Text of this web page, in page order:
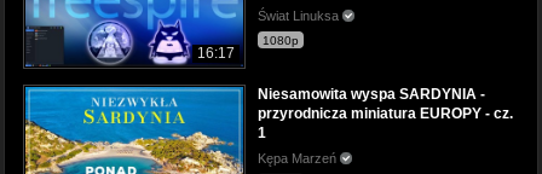
16:17
Świat Linuksa
1080p
Niesamowita wyspa SARDYNIA -
przyrodnicza miniatura EUROPY - cz.
1
Kępa Marzeń